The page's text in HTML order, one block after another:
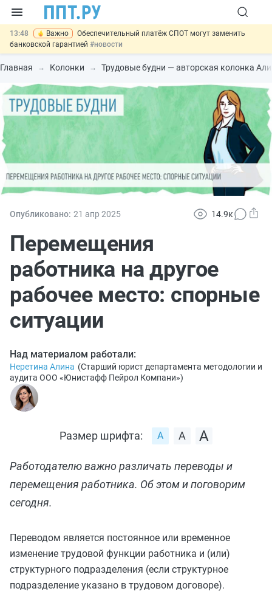
13:48 Важно
Обеспечительный платёж СПОТ могут заменить
банковской гарантией #новости
12:17 Защита от сталкинга: доработанный законопроект направлен в
Правительство#новости
декларации о соответствии#новости
10:09 Риск атак БПЛА можно учитывать при оценке профрисков
#новости
На оплату эвакуации автомобиля предложили давать скидку
Главная Колонки Трудовые будни — авторская колонка
Опубликовано: 21 апр 2025 14.9к
Перемещения
работника на другое
рабочее место: спорные
ситуации
Над материалом работали:
Неретина Алина (Старший юрист департамента методологии и
аудита ООО «Юнистафф Пейрол Компани»)
Размер шрифта:
Работодателю важно различать переводы и
перемещения работника. Об этом и поговорим
сегодня.
Переводом является постоянное или временное
изменение трудовой функции работника и (или)
структурного подразделения (если структурное
подразделение указано в трудовом договоре).